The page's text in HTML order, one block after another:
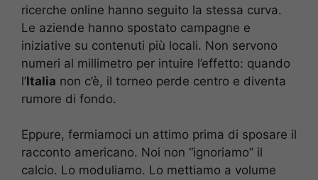
ricerche online hanno seguito la stessa curva.
Le aziende hanno spostato campagne e
iniziative su contenuti più locali. Non servono
numeri al millimetro per intuire l’effetto: quando
l’Italia non c’è, il torneo perde centro e diventa
rumore di fondo.
Eppure, fermiamoci un attimo prima di sposare il
racconto americano. Noi non “ignoriamo” il
calcio. Lo moduliamo. Lo mettiamo a volume